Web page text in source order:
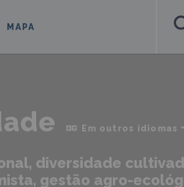
MAPA
Em outros idiomas
diversidade
gestão agro-